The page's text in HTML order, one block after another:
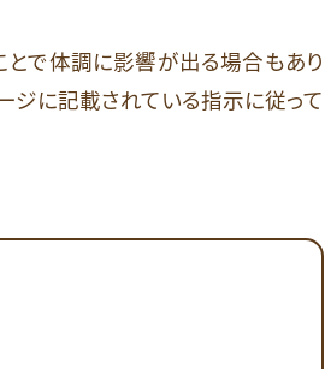
とで体調に影響が出る場合もあり
ジに記載されている指示に従って